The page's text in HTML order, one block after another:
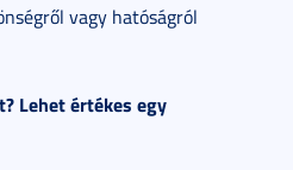
vagy hatóságról
Lehet értékes egy